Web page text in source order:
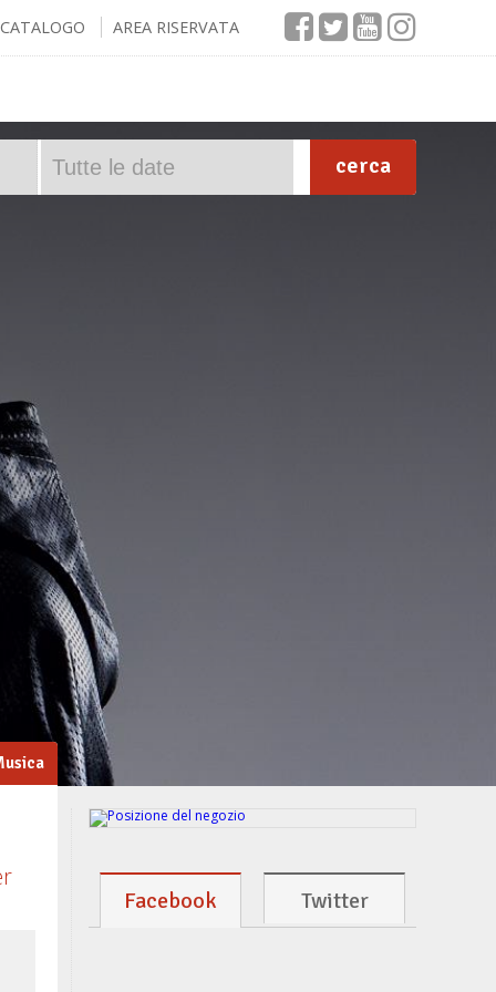
CATALOGO AREA RISERVATA
cerca
Facebook Twitter